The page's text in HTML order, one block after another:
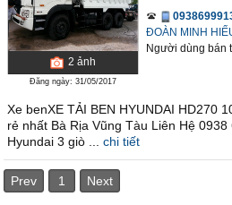
2 ảnh
Đăng ngày: 31/05/2017
ĐOÀN MINH
Người dùng bán
Xe benXE TẢI BEN HYUNDAI HD270
rẻ nhất Bà Rịa Vũng Tàu Liên Hệ
Hyundai 3 giò ...
chi tiết
Prev 1 Next